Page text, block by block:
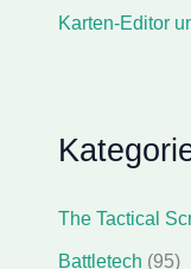
Karten-Editor
The Tactical
Battletech (95)